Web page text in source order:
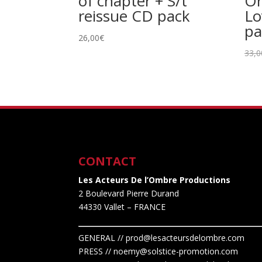
reissue CD pack
26,00€
CONTACT
Les Acteurs De l’Ombre Productions
2 Boulevard Pierre Durand
44330 Vallet – FRANCE
GENERAL // prod@lesacteursdelombre.com
PRESS // noemy@solstice-promotion.com